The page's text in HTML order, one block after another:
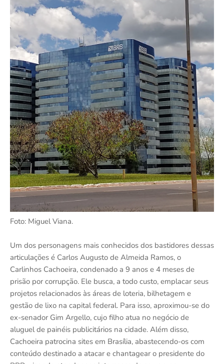
Foto: Miguel Viana.
Um dos personagens mais conhecidos dos bastidores dessas
articulações é Carlos Augusto de Almeida Ramos, o
Carlinhos Cachoeira, condenado a 9 anos e 4 meses de
prisão por corrupção. Ele busca, a todo custo, emplacar seus
projetos relacionados às áreas de loteria, bilhetagem e
gestão de lixo na capital federal. Para isso, aproximou-se do
ex-senador Gim Argello, cujo filho atua no negócio de
aluguel de painéis publicitários na cidade. Além disso,
Cachoeira patrocina sites em Brasília, abastecendo-os com
conteúdo destinado a atacar e chantagear o presidente do